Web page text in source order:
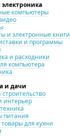
компьютеры
и электронные книги
и программы
и расходники
компьютера
и дачи
интерьер
питания
для кухни